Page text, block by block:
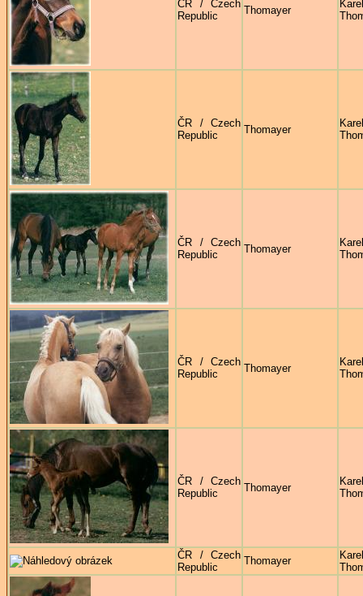
ČR / Czech
Republic
Thomayer
Karel
ČR / Czech
Republic
Thomayer
Karel
ČR / Czech
Republic
Thomayer
Karel
ČR / Czech
Republic
Thomayer
Karel
ČR / Czech
Republic
Thomayer
Karel
ČR / Czech
Republic
Thomayer
Karel